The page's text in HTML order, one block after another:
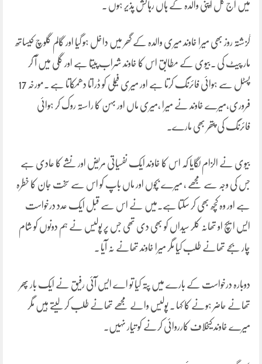
میں اج کل اپنی والدہ کے ہاں رہائش پذیر ہوں ۔
گزشتہ روز بھی میرا خاوند میری والدہ کے گھر میں داخل ہو گیا اور گالم گلوچ کیساتھ
مار پیٹ کی ۔بیوی کے مطابق اس کا خاوند شراب پیتا ہے اور گلی میں آ کر
پسٹل سے ہوائی فائرنگ کرتا ہے اور میری فیملی کو ڈراتا دھمکاتا ہے ۔مورخہ 17
فروری،میرے خاوند نے میرا ،میری ماں اور بہن کا راستہ روک کر ہوائی
فائرنگ کی پتھر بھی مارے۔
بیوی نے الزام لگایا کہ اس کا خاوند ایک نفسیاتی مریض اور نشے کا عادی ہے
جس کی وجہ سے مجھے ، میرے بچوں اور ماں باپ کو اس سے سخت جان کا خطرہ
ہے اور وہ کچھ بھی کر سکتا ہے۔میں نے اس سے قبل ایک عدد درخواست
ایس ایچ او تھانہ کلر سیداں کو بھی دی تھی جس پر پولیس نے ہم دونوں کو شام
چار بجے تھانے طلب کیا مگر میرا خاوند تھانے نہ آیا ۔
دوبارہ درخواست کے بارے میں پتہ کیا تو اے ایس آئی رفیق نے ایک بار پھر
تھانے حاضر ہونے کا کہا ۔ پولیس والے مجھے تھانے طلب کر لیتے ہیں مگر
میرے خاوند کیخلاف کارروائی کرنے کو تیار نہیں۔